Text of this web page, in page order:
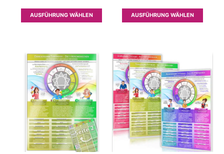
15,00 €
AUSFÜHRUNG WÄHLEN
Produkt
Varianten
Optionen
können
Produktseite
AUSFÜHRUNG WÄHLEN
Produkt
Die
können
auf
der
werden